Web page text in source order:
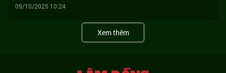
09/10/2025 10:24
Xem thêm